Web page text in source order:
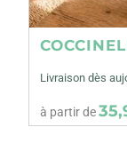
Livraison dès
à partir de